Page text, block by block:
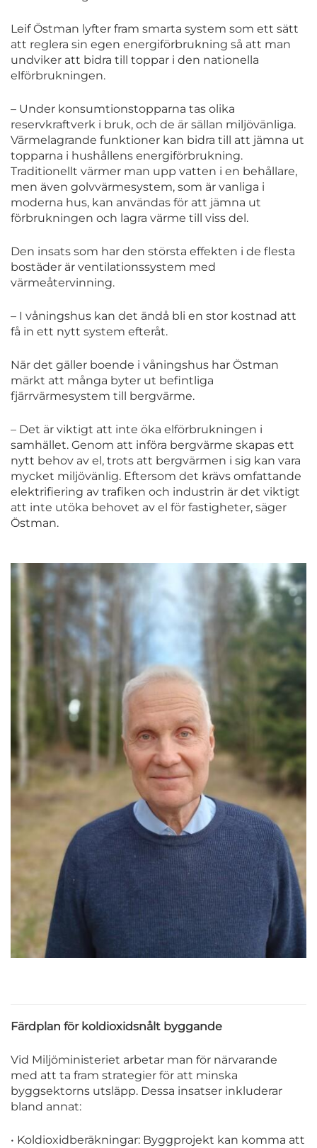
Leif Östman lyfter fram smarta system som ett sätt
att reglera sin egen energiförbrukning så att man
undviker att bidra till toppar i den nationella
elförbrukningen.
– Under konsumtionstopparna tas olika
reservkraftverk i bruk, och de är sällan miljövänliga.
Värmelagrande funktioner kan bidra till att jämna ut
topparna i hushållens energiförbrukning.
Traditionellt värmer man upp vatten i en behållare,
men även golvvärmesystem, som är vanliga i
moderna hus, kan användas för att jämna ut
förbrukningen och lagra värme till viss del.
Den insats som har den största effekten i de flesta
bostäder är ventilationssystem med
värmeåtervinning.
– I våningshus kan det ändå bli en stor kostnad att
få in ett nytt system efteråt.
När det gäller boende i våningshus har Östman
märkt att många byter ut befintliga
fjärrvärmesystem till bergvärme.
– Det är viktigt att inte öka elförbrukningen i
samhället. Genom att införa bergvärme skapas ett
nytt behov av el, trots att bergvärmen i sig kan vara
mycket miljövänlig. Eftersom det krävs omfattande
elektrifiering av trafiken och industrin är det viktigt
att inte utöka behovet av el för fastigheter, säger
Östman.
Färdplan för koldioxidsnålt byggande
Vid Miljöministeriet arbetar man för närvarande
med att ta fram strategier för att minska
byggsektorns utsläpp. Dessa insatser inkluderar
bland annat:
• Koldioxidberäkningar: Byggprojekt kan komma att